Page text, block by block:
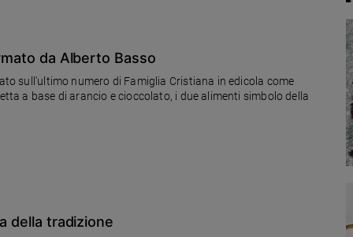
da Alberto Basso
a base di arancio e cioccolato, i due alimenti simbolo della
della tradizione